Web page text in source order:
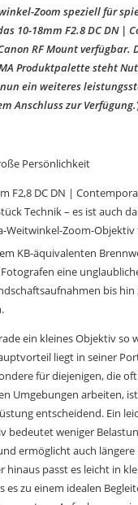
Zoom speziell für
10-18mm F2.8 DC DN |
RF Mount verfügbar.
Produktpalette steht
ein weiteres
Anschluss zur Verfügung.
Persönlichkeit
F2,8 DC DN |
Technik – es ist auch
Weitwinkel-Zoom-Objektiv
KB-äquivalenten
eine
bis hin
ein kleines Objektiv so
liegt in seiner
für diejenigen, die
Umgebungen arbeiten,
entscheidend. Ein
bedeutet weniger
ermöglicht auch
hinaus passt es leicht in
es zu einem idealen